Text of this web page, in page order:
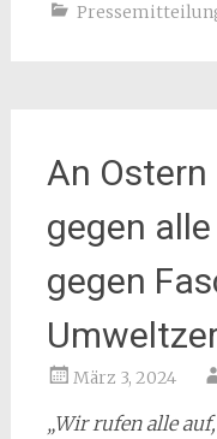
An
gegen
gegen
März 3, 2024
„Wir rufen alle